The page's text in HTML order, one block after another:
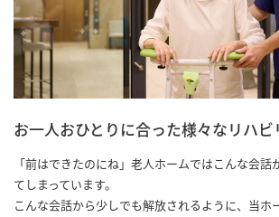
お一人おひとりに合った様々なリハビ
「前はできたのにね」老人ホームではこんな会話
てしまっています。
こんな会話から少しでも解放されるように、当ホ